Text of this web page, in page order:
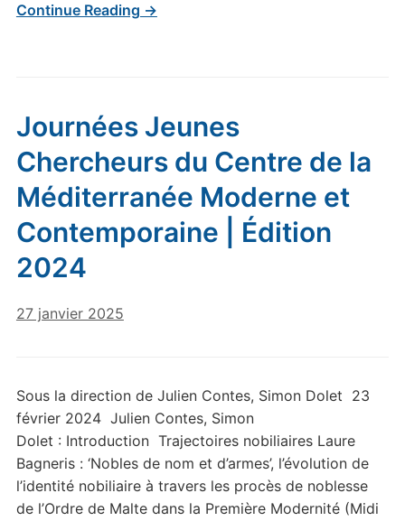
Continue Reading →
Journées Jeunes
Chercheurs du Centre de la
Méditerranée Moderne et
Contemporaine | Édition
2024
27 janvier 2025
Sous la direction de Julien Contes, Simon Dolet 23
février 2024 Julien Contes, Simon
Dolet : Introduction Trajectoires nobiliaires Laure
Bagneris : ‘Nobles de nom et d’armes’, l’évolution de
l’identité nobiliaire à travers les procès de noblesse
de l’Ordre de Malte dans la Première Modernité (Midi